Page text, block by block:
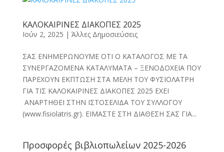
ΚΑΛΟΚΑΙΡΙΝΕΣ ΔΙΑΚΟΠΕΣ 2025
Ιούν 2, 2025 | Άλλες Δημοσιεύσεις
ΣΑΣ ΕΝΗΜΕΡΩΝΟΥΜΕ ΟΤΙ Ο ΚΑΤΑΛΟΓΟΣ ΜΕ ΤΑ
ΣΥΝΕΡΓΑΖΟΜΕΝΑ ΚΑΤΑΛΥΜΑΤΑ – ΞΕΝΟΔΟΧΕΙΑ ΠΟΥ
ΠΑΡΕΧΟΥΝ ΕΚΠΤΩΣΗ ΣΤΑ ΜΕΛΗ ΤΟΥ ΦΥΣΙΟΛΑΤΡΗ
ΓΙΑ ΤΙΣ ΚΑΛΟΚΑΙΡΙΝΕΣ ΔΙΑΚΟΠΕΣ 2025 ΕΧΕΙ
ΑΝΑΡΤΗΘΕΙ ΣΤΗΝ ΙΣΤΟΣΕΛΙΔΑ ΤΟΥ ΣΥΛΛΟΓΟΥ
(www.fisiolatris.gr). ΕΙΜΑΣΤΕ ΣΤΗ ΔΙΑΘΕΣΗ ΣΑΣ ΓΙΑ...
Προσφορές βιβλιοπωλείων 2025-2026